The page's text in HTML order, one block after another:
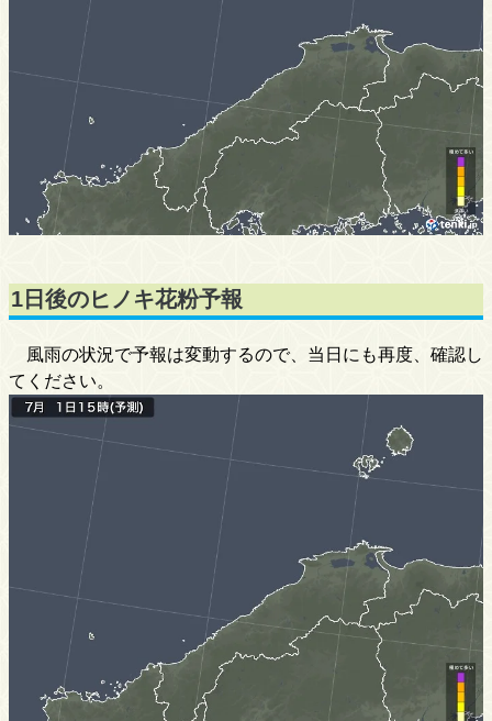
1日後のヒノキ花粉予報
風雨の状況で予報は変動するので、当日にも再度、確認し
てください。